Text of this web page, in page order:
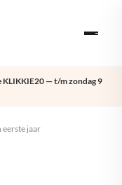
KLIKKIE20 — t/m zondag 9
eerste jaar